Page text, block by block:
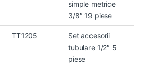
simple metrice
3/8″ 19 piese
TT1205
Set accesorii
tubulare 1/2″ 5
piese